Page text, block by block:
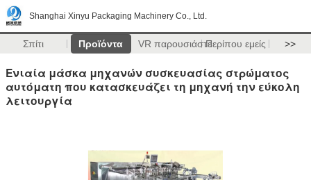
Shanghai Xinyu Packaging Machinery Co., Ltd.
Σπίτι Προϊόντα VR παρουσιάστεΠερίπου εμείς >>
Ενιαία μάσκα μηχανών συσκευασίας στρώματος
αυτόματη που κατασκευάζει τη μηχανή την εύκολη
λειτουργία